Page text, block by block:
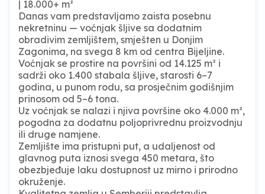
| 18.000+ m²
Danas vam predstavljamo zaista posebnu
nekretninu — voćnjak šljive sa dodatnim
obradivim zemljištem, smješten u Donjim
Zagonima, na svega 8 km od centra Bijeljine.
Voćnjak se prostire na površini od 14.125 m² i
sadrži oko 1.400 stabala šljive, starosti 6–7
godina, u punom rodu, sa prosječnim godišnjim
prinosom od 5–6 tona.
Uz voćnjak se nalazi i njiva površine oko 4.000 m²,
pogodna za dodatnu poljoprivrednu proizvodnju
ili druge namjene.
Zemljište ima pristupni put, a udaljenost od
glavnog puta iznosi svega 450 metara, što
obezbjeđuje laku dostupnost uz mirno i prirodno
okruženje.